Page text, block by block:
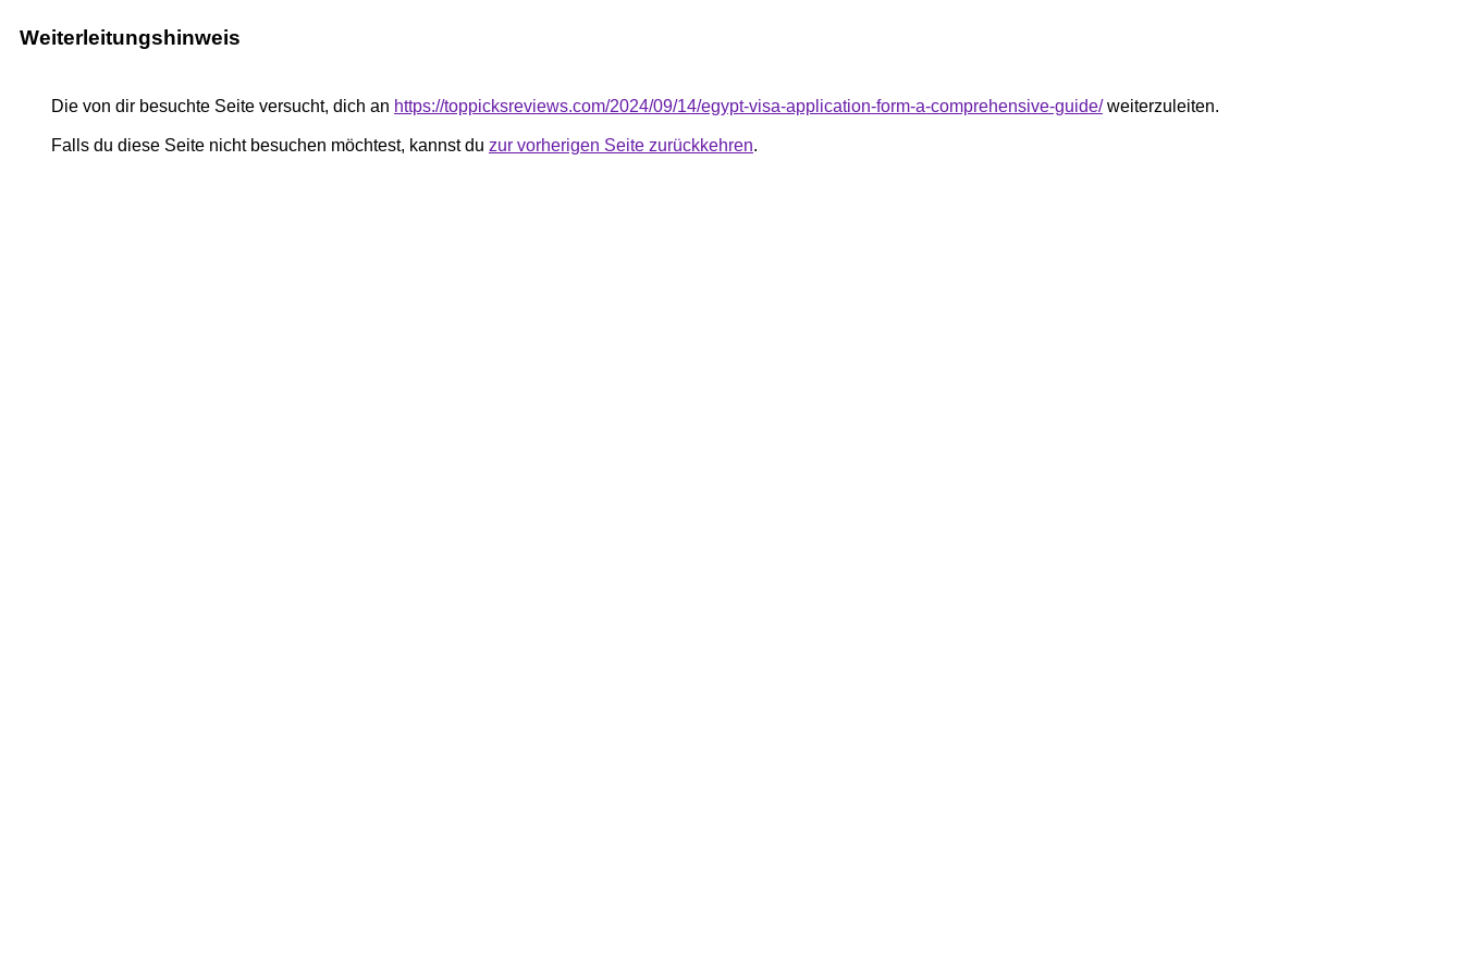
Weiterleitungshinweis
Die von dir besuchte Seite versucht, dich an https://toppicksreviews.com/2024/09/14/egypt-visa-application-form-a-comprehensive-guide/weiterzuleiten.
Falls du diese Seite nicht besuchen möchtest, kannst du zur vorherigen Seite zurückkehren.